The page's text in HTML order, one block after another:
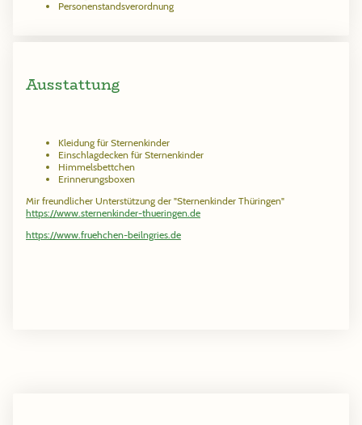
Personenstandsverordnung
Ausstattung
Kleidung für Sternenkinder
Einschlagdecken für Sternenkinder
Himmelsbettchen
Erinnerungsboxen
Mir freundlicher Unterstützung der "Sternenkinder Thüringen"
https://www.sternenkinder-thueringen.de
https://www.fruehchen-beilngries.de